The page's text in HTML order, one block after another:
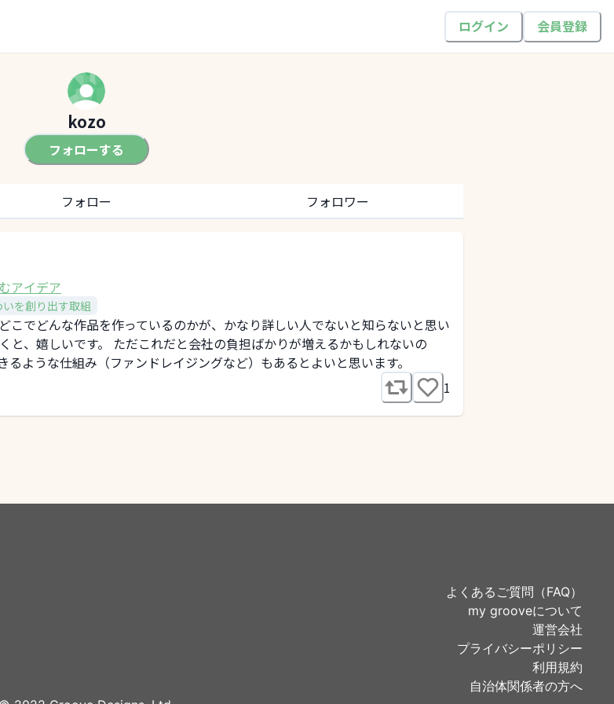
ログイン 会員登録
kozo
フォローする
フォロー フォロワー
アイデア
を創り出す取組
こでどんな作品を作っているのかが、かなり詳しい人でないと知らないと思い
と、嬉しいです。 ただこれだと会社の負担ばかりが増えるかもしれないの
ような仕組み（ファンドレイジングなど）もあるとよいと思います。
1
よくあるご質問（FAQ）
my grooveについて
運営会社
プライバシーポリシー
利用規約
自治体関係者の方へ